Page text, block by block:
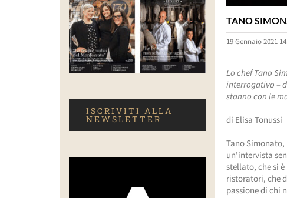
TANO
19 Gennaio 2021
Lo chef Tano
interrogativo –
stanno con le
di Elisa Tonussi
Tano Simonato,
un’intervista
stellato, che si
ristoratori, che
passione di chi
ISCRIVITI ALLA
NEWSLETTER